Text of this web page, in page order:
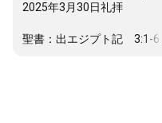
2025年3月30日礼拝
聖書：出エジプト記　3:1-6